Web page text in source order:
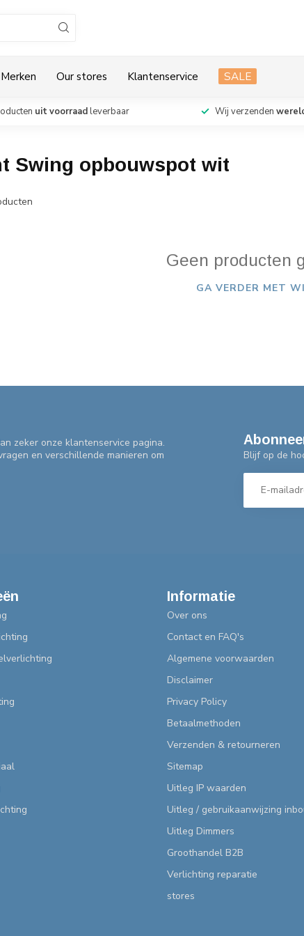
Merken Our stores Klantenservice SALE
uit voorraadleverbaar Wij verzenden
Swing opbouwspot wit
Geen producten
GA VERDER MET
zeker onze klantenservice pagina.
en verschillende manieren om
Blijf op de
Informatie
Over ons
Contact en FAQ's
Algemene voorwaarden
Disclaimer
Privacy Policy
Betaalmethoden
Verzenden & retourneren
Sitemap
Uitleg IP waarden
Uitleg / gebruikaanwijzing
Uitleg Dimmers
Groothandel B2B
Verlichting reparatie
stores